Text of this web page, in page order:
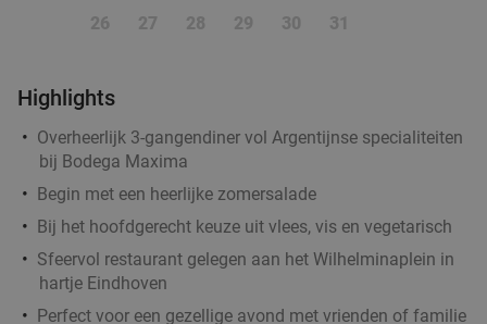
Godfried de Vocht De Echte Bakker
Leende
Verkocht: 1.002 Regulier €25
29%
Wandelarrangement incl. warme drank +
gebak + lunchplank bij Parkpaviljoen
26 27 28 29 30 31
Highlights
Overheerlijk 3-gangendiner vol Argentijnse specialiteiten
bij Bodega Maxima
Begin met een heerlijke zomersalade
Bij het hoofdgerecht keuze uit vlees, vis en vegetarisch
Sfeervol restaurant gelegen aan het Wilhelminaplein in
hartje Eindhoven
Perfect voor een gezellige avond met vrienden of familie